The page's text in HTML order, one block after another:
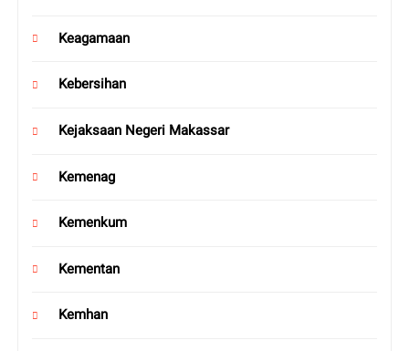
Keagamaan
Kebersihan
Kejaksaan Negeri Makassar
Kemenag
Kemenkum
Kementan
Kemhan